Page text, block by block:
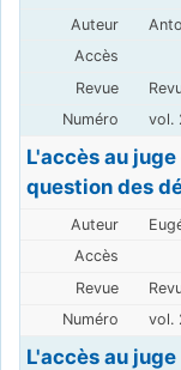
vol.
L'accès au
question des
vol.
L'accès au